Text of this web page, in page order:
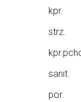
kpr.
strz.
sanit.
por.